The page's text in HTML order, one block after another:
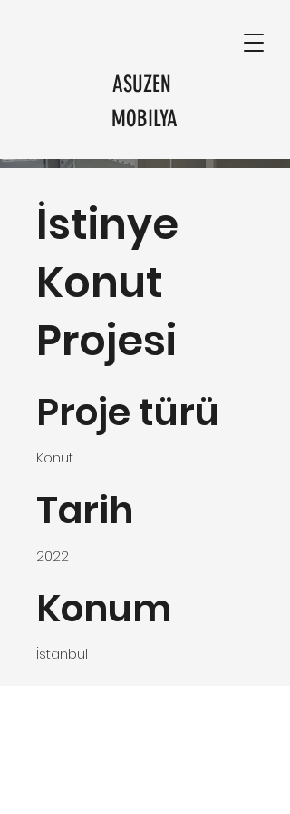
ASUZEN
MOBILYA
İstinye
Konut
Projesi
Proje türü
Konut
Tarih
2022
Konum
İstanbul